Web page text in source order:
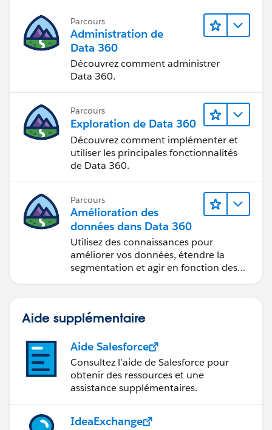
Parcours
Administration de
Data 360
Découvrez comment administrer
Data 360.
Parcours
Exploration de Data 360
Découvrez comment implémenter et
utiliser les principales fonctionnalités
de Data 360.
Parcours
Amélioration des
données dans Data 360
Utilisez des connaissances pour
améliorer vos données, étendre la
segmentation et agir en fonction des
données.
Aide supplémentaire
Aide Salesforce
Consultez l’aide de Salesforce pour
obtenir des ressources et une
assistance supplémentaires.
IdeaExchange